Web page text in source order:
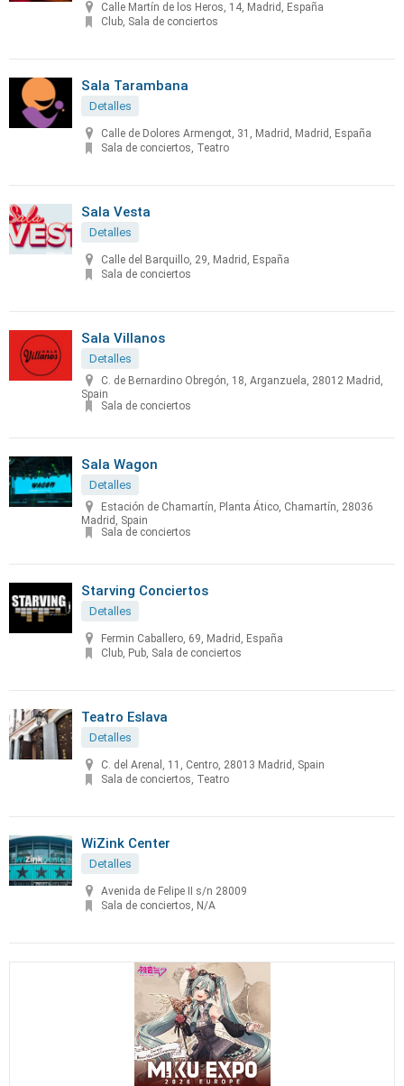
Calle Martín de los Heros, 14, Madrid, España
Club, Sala de conciertos
Sala Tarambana
Detalles
Calle de Dolores Armengot, 31, Madrid, Madrid, España
Sala de conciertos, Teatro
Sala Vesta
Detalles
Calle del Barquillo, 29, Madrid, España
Sala de conciertos
Sala Villanos
Detalles
C. de Bernardino Obregón, 18, Arganzuela, 28012 Madrid,
Spain
Sala de conciertos
Sala Wagon
Detalles
Estación de Chamartín, Planta Ático, Chamartín, 28036
Madrid, Spain
Sala de conciertos
Starving Conciertos
Detalles
Fermin Caballero, 69, Madrid, España
Club, Pub, Sala de conciertos
Teatro Eslava
Detalles
C. del Arenal, 11, Centro, 28013 Madrid, Spain
Sala de conciertos, Teatro
WiZink Center
Detalles
Avenida de Felipe II s/n 28009
Sala de conciertos, N/A